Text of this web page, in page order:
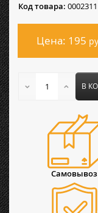
Код товара: 0002311
Цена: 195
В
Самовывоз